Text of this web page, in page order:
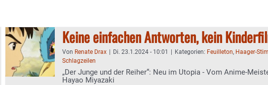
Keine einfachen Antworten, kein
Von Renate Drax Di. 23.1.2024 - 10:01 Kategorien: Feuilleton, Haager-
Schlagzeilen
„Der Junge und der Reiher“: Neu im Utopia - Vom Anime-
Hayao Miyazaki